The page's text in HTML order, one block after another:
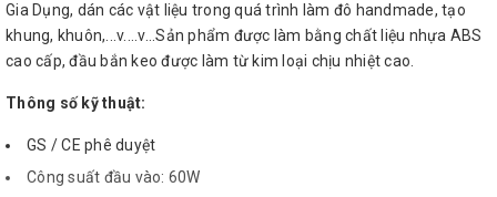
Gia Dụng, dán các vật liệu trong quá trình làm đô handmade, tạo
khung, khuôn,...v....v...Sản phẩm được làm bằng chất liệu nhựa ABS
cao cấp, đầu bắn keo được làm từ kim loại chịu nhiệt cao.
Thông số kỹ thuật:
GS / CE phê duyệt
Công suất đầu vào: 60W